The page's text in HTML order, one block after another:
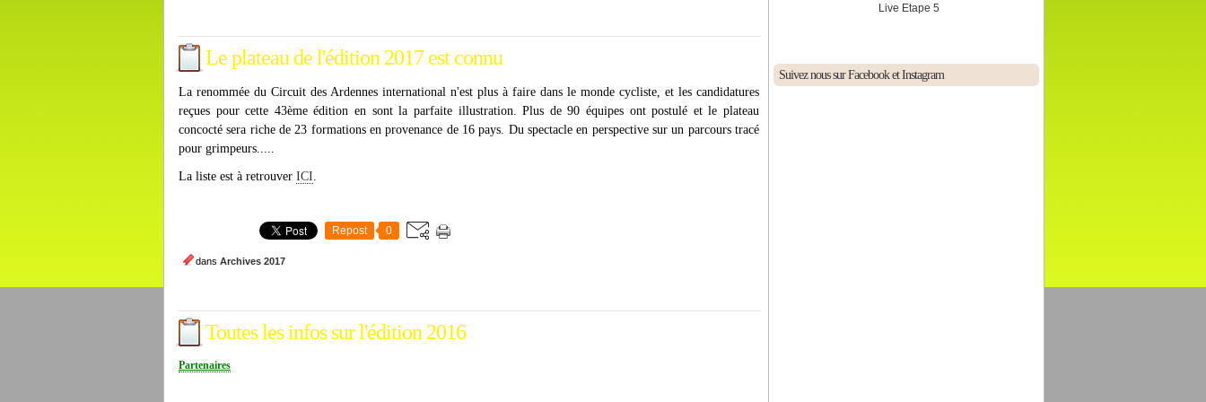
Le plateau de l'édition 2017 est connu
La renommée du Circuit des Ardennes international n'est plus à faire dans le monde cycliste, et les candidatures
reçues pour cette 43ème édition en sont la parfaite illustration. Plus de 90 équipes ont postulé et le plateau
concocté sera riche de 23 formations en provenance de 16 pays. Du spectacle en perspective sur un parcours tracé
pour grimpeurs.....
La liste est à retrouver ICI.
Repost 0
dans Archives 2017
Toutes les infos sur l'édition 2016
Partenaires
Live Etape 5
Suivez nous sur Facebook et Instagram